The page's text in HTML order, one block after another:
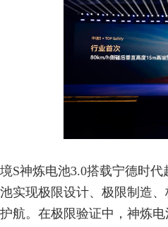
S神炼电池3.0搭载宁德时
实现极限设计、极限制造
航。在极限验证中，神炼